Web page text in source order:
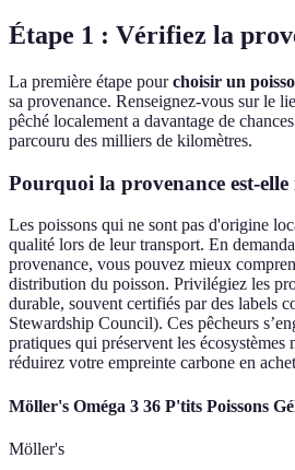
Étape 1 : Vérifiez la
La première étape pourchoisir un
sa provenance. Renseignez-vous sur le
pêché localement a davantage de
parcouru des milliers de kilomètres.
Pourquoi la provenance est-
Les poissons qui ne sont pas d'origine
qualité lors de leur transport. En
provenance, vous pouvez mieux
distribution du poisson. Privilégiez les
durable, souvent certifiés par des labels
Stewardship Council). Ces pêcheurs
pratiques qui préservent les
réduirez votre empreinte carbone en
Möller's Oméga 3 36 P'tits Poissons
Möller's